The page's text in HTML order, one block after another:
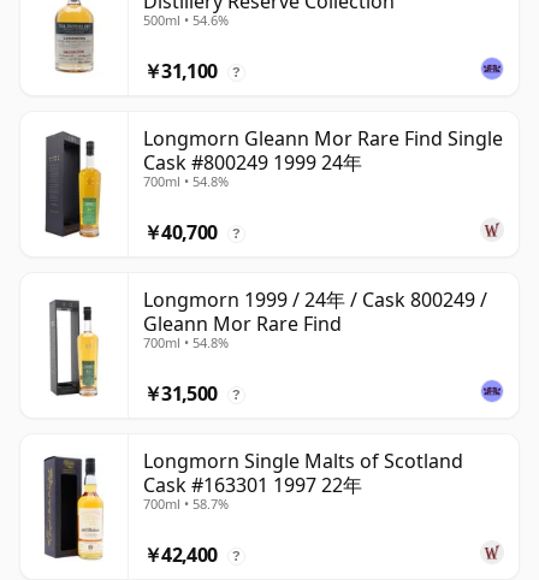
500ml • 54.6%
￥31,100 ?
Longmorn Gleann Mor Rare Find Single
Cask #800249 1999 24年
700ml • 54.8%
￥40,700 ?
Longmorn 1999 / 24年 / Cask 800249 /
Gleann Mor Rare Find
700ml • 54.8%
￥31,500 ?
Longmorn Single Malts of Scotland
Cask #163301 1997 22年
700ml • 58.7%
￥42,400 ?